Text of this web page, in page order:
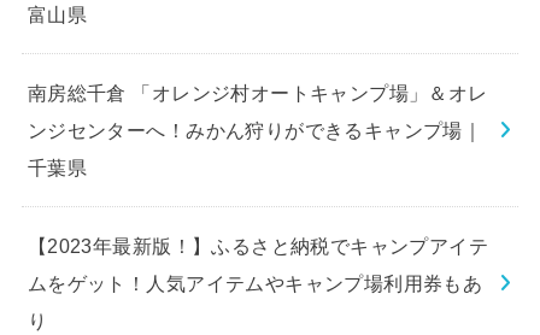
富山県
南房総千倉 「オレンジ村オートキャンプ場」＆オレ
ンジセンターへ！みかん狩りができるキャンプ場｜
千葉県
【2023年最新版！】ふるさと納税でキャンプアイテ
ムをゲット！人気アイテムやキャンプ場利用券もあ
り